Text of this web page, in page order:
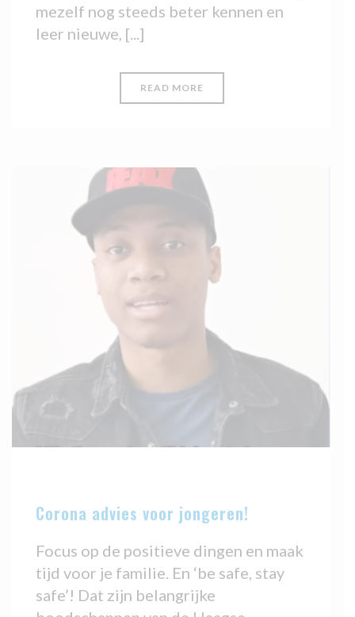
mezelf nog steeds beter kennen en
leer nieuwe, [...]
READ MORE
Corona advies voor jongeren!
Focus op de positieve dingen en maak
tijd voor je familie. En ‘be safe, stay
safe’! Dat zijn belangrijke